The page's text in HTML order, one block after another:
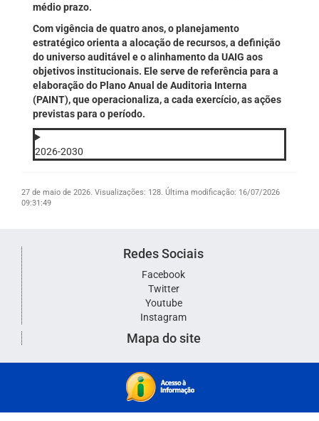
médio prazo.
Com vigência de quatro anos, o planejamento
estratégico orienta a alocação de recursos, a definição
do universo auditável e o alinhamento da UAIG aos
objetivos institucionais. Ele serve de referência para a
elaboração do Plano Anual de Auditoria Interna
(PAINT), que operacionaliza, a cada exercício, as ações
previstas para o período.
2026-2030
27 de maio de 2026. Visualizações: 128. Última modificação: 16/07/2026
09:31:49
Redes Sociais
Facebook
Twitter
Youtube
Instagram
Mapa do site